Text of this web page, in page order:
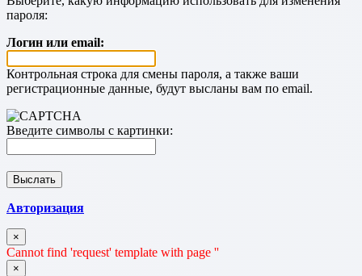
пароля:
Логин или email:
Контрольная строка для смены пароля, а также ваши
регистрационные данные, будут высланы вам по email.
Введите символы с картинки:
Авторизация
×
Cannot find 'request' template with page ''
×